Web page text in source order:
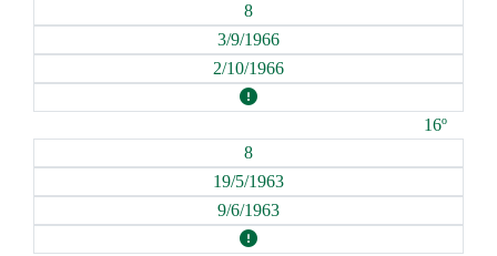
8
3/9/1966
2/10/1966
16º
8
19/5/1963
9/6/1963